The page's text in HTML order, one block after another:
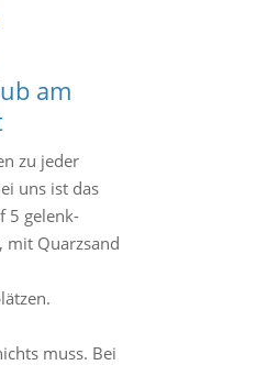
am
zu jeder
uns ist das
5 gelenk-
mit Quarzsand
muss. Bei